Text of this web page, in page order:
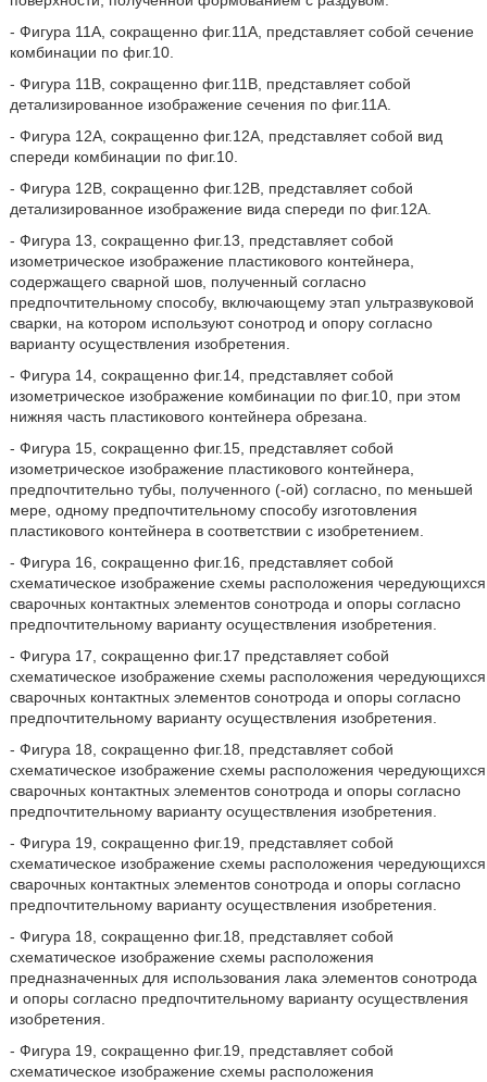
- Фигура 11А, сокращенно фиг.11А, представляет собой сечение
комбинации по фиг.10.
- Фигура 11В, сокращенно фиг.11В, представляет собой
детализированное изображение сечения по фиг.11А.
- Фигура 12А, сокращенно фиг.12А, представляет собой вид
спереди комбинации по фиг.10.
- Фигура 12В, сокращенно фиг.12В, представляет собой
детализированное изображение вида спереди по фиг.12А.
- Фигура 13, сокращенно фиг.13, представляет собой
изометрическое изображение пластикового контейнера,
содержащего сварной шов, полученный согласно
предпочтительному способу, включающему этап ультразвуковой
сварки, на котором используют сонотрод и опору согласно
варианту осуществления изобретения.
- Фигура 14, сокращенно фиг.14, представляет собой
изометрическое изображение комбинации по фиг.10, при этом
нижняя часть пластикового контейнера обрезана.
- Фигура 15, сокращенно фиг.15, представляет собой
изометрическое изображение пластикового контейнера,
предпочтительно тубы, полученного (-ой) согласно, по меньшей
мере, одному предпочтительному способу изготовления
пластикового контейнера в соответствии с изобретением.
- Фигура 16, сокращенно фиг.16, представляет собой
схематическое изображение схемы расположения чередующихся
сварочных контактных элементов сонотрода и опоры согласно
предпочтительному варианту осуществления изобретения.
- Фигура 17, сокращенно фиг.17 представляет собой
схематическое изображение схемы расположения чередующихся
сварочных контактных элементов сонотрода и опоры согласно
предпочтительному варианту осуществления изобретения.
- Фигура 18, сокращенно фиг.18, представляет собой
схематическое изображение схемы расположения чередующихся
сварочных контактных элементов сонотрода и опоры согласно
предпочтительному варианту осуществления изобретения.
- Фигура 19, сокращенно фиг.19, представляет собой
схематическое изображение схемы расположения чередующихся
сварочных контактных элементов сонотрода и опоры согласно
предпочтительному варианту осуществления изобретения.
- Фигура 18, сокращенно фиг.18, представляет собой
схематическое изображение схемы расположения
предназначенных для использования лака элементов сонотрода
и опоры согласно предпочтительному варианту осуществления
изобретения.
- Фигура 19, сокращенно фиг.19, представляет собой
схематическое изображение схемы расположения